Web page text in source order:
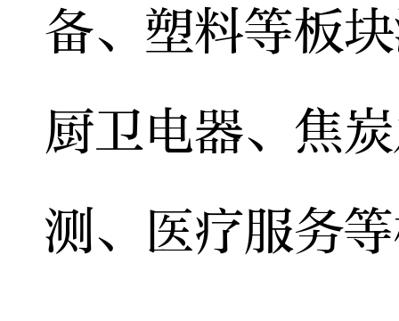
备、塑料等板
厨卫电器、焦
测、医疗服务